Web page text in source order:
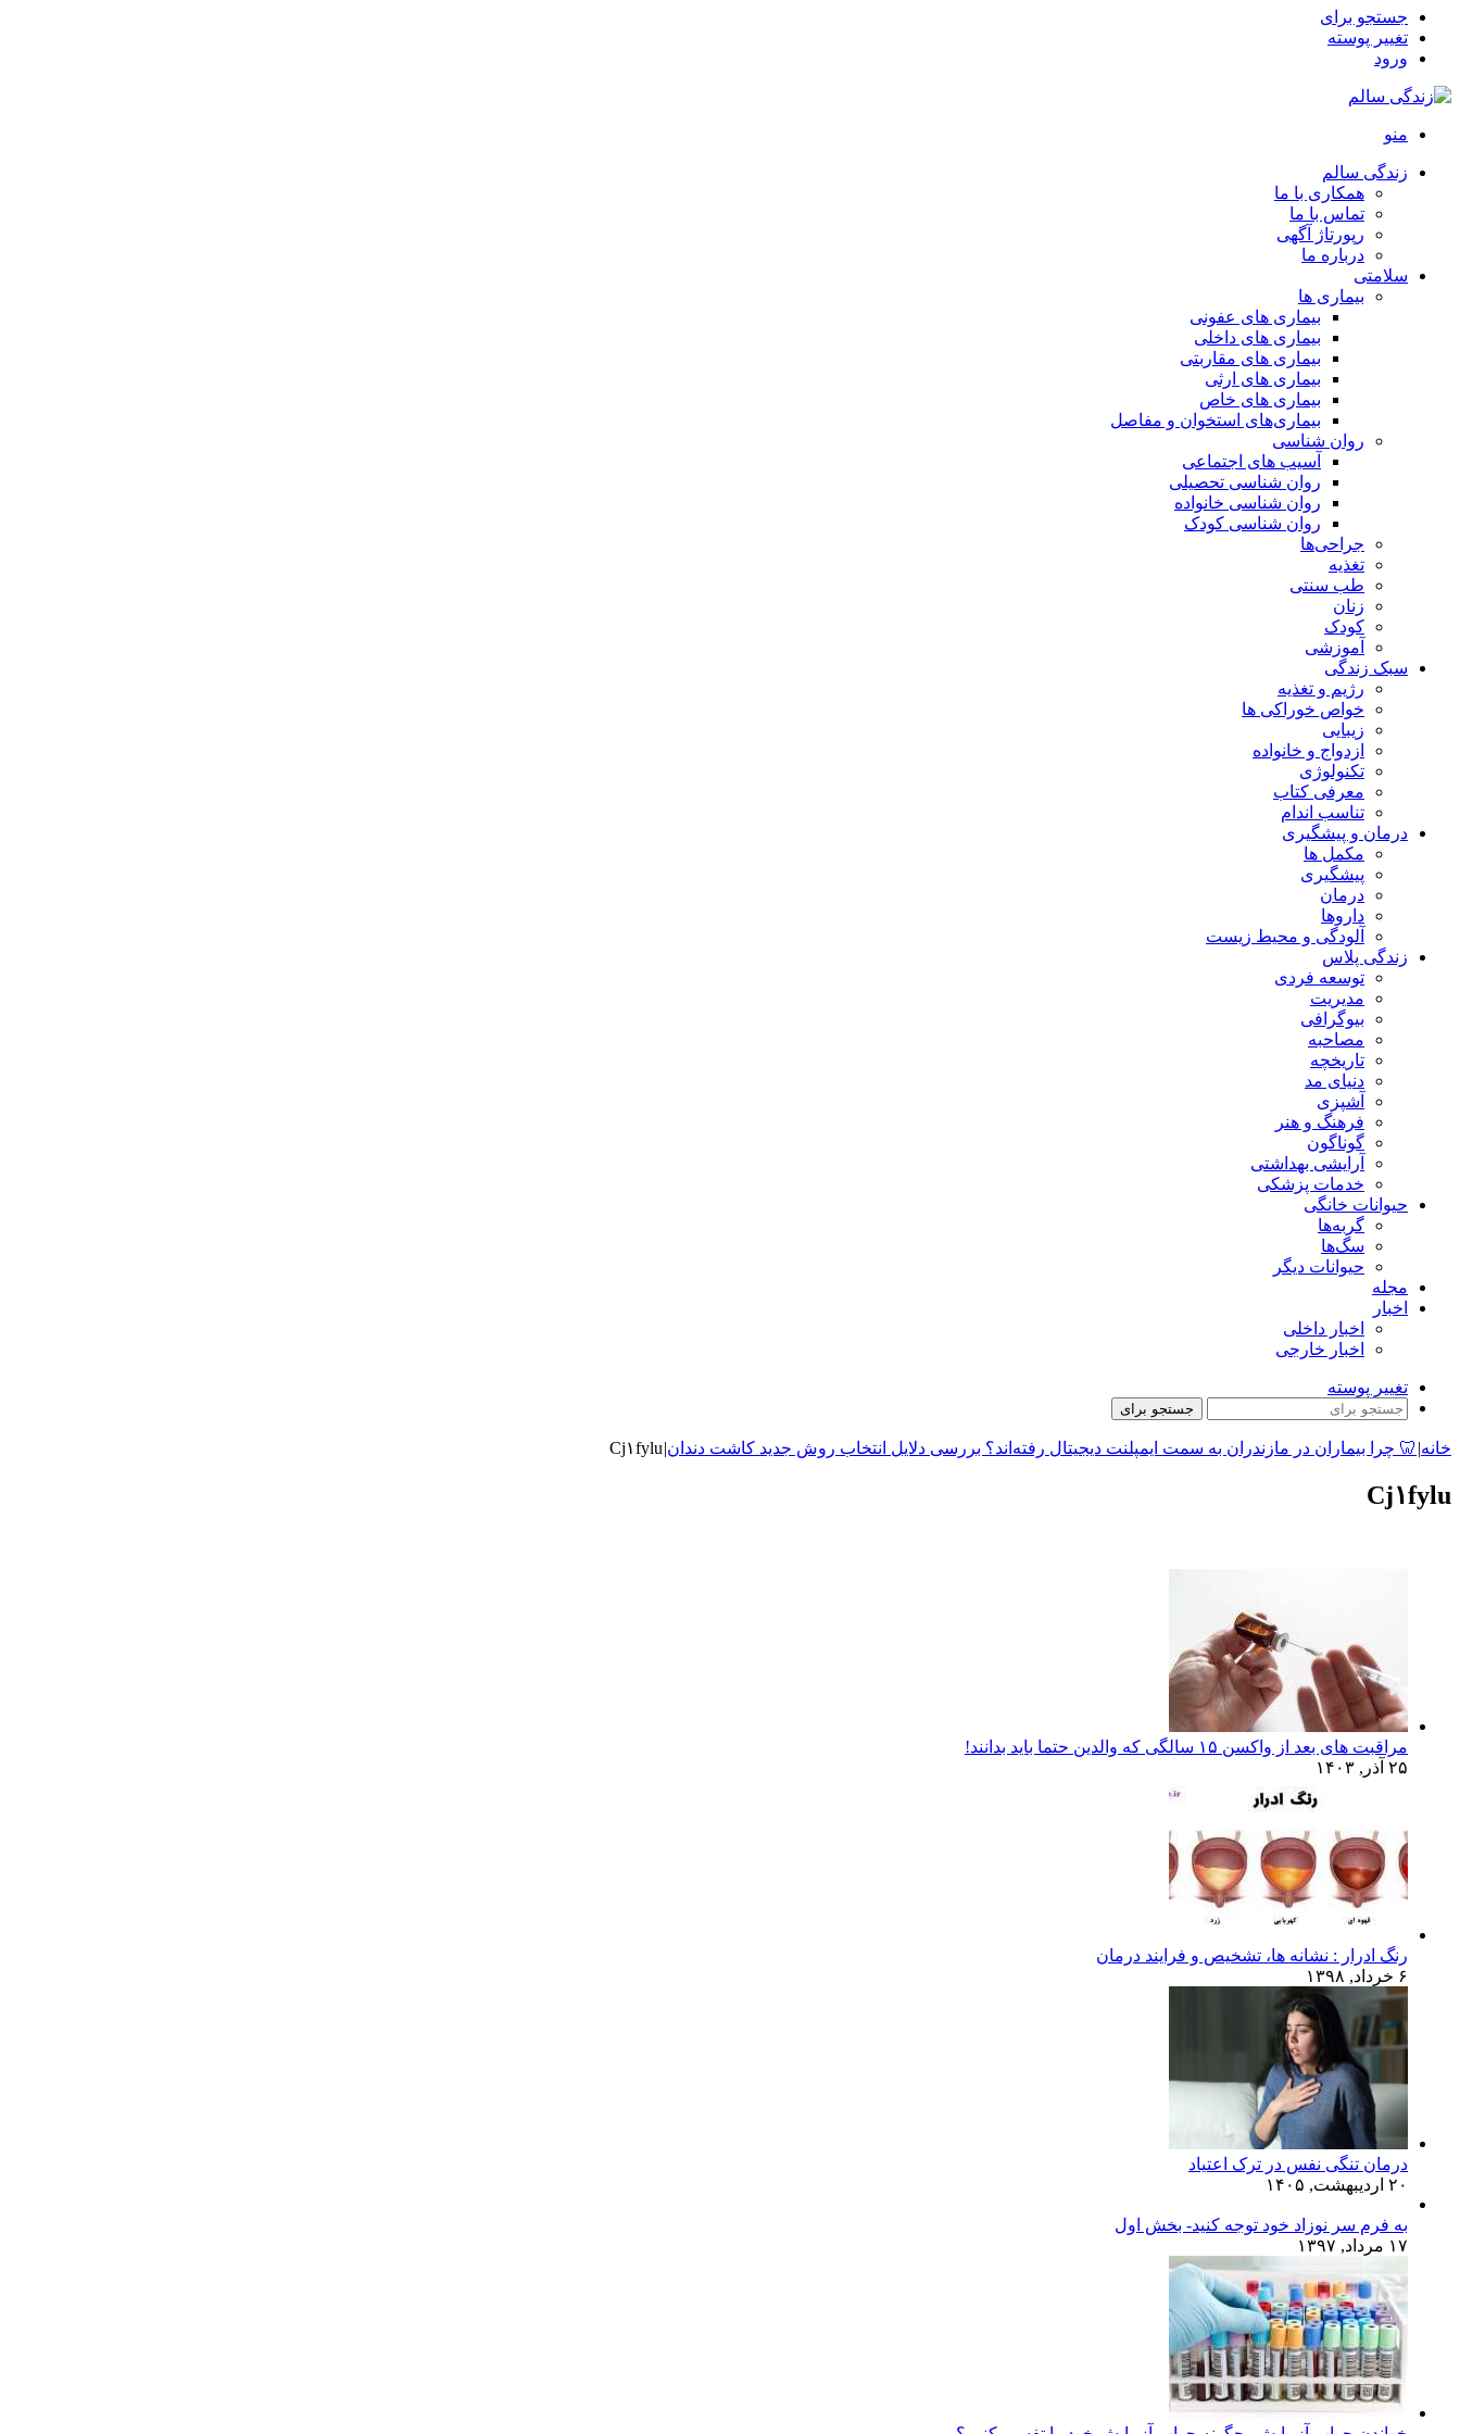
جستجو برای
تغییر پوسته
ورود
منو
زندگی سالم
همکاری با ما
تماس با ما
رپورتاژ آگهی
درباره ما
سلامتی
بیماری ها
بیماری های عفونی
بیماری های داخلی
بیماری های مقاربتی
بیماری های ارثی
بیماری های خاص
بیماری‌های استخوان و مفاصل
روان شناسی
آسیب های اجتماعی
روان شناسی تحصیلی
روان شناسی خانواده
روان شناسی کودک
جراحی‌ها
تغذیه
طب سنتی
زنان
کودک
آموزشی
سبک زندگی
رژیم و تغذیه
خواص خوراکی ها
زیبایی
ازدواج و خانواده
تکنولوژی
معرفی کتاب
تناسب اندام
درمان و پیشگیری
مکمل ها
پیشگیری
درمان
داروها
آلودگی و محیط زیست
زندگی پلاس
توسعه فردی
مدیریت
بیوگرافی
مصاحبه
تاریخچه
دنیای مد
آشپزی
فرهنگ و هنر
گوناگون
آرایشی بهداشتی
خدمات پزشکی
حیوانات خانگی
گربه‌ها
سگ‌ها
حیوانات دیگر
مجله
اخبار
اخبار داخلی
اخبار خارجی
تغییر پوسته
جستجو برای
خانه| 🦷 چرا بیماران در مازندران به سمت ایمپلنت دیجیتال رفته‌اند؟ بررسی دلایل انتخاب روش‌ جدید کاشت دندان|Cj۱fylu
Cj۱fylu
مراقبت های بعد از واکسن ۱۵ سالگی که والدین حتما باید بدانند!
۲۵ آذر, ۱۴۰۳
رنگ ادرار : نشانه ها، تشخیص و فرایند درمان
۶ خرداد, ۱۳۹۸
درمان تنگی نفس در ترک اعتیاد
۲۰ اردیبهشت, ۱۴۰۵
به فرم سر نوزاد خود توجه کنید- بخش اول
۱۷ مرداد, ۱۳۹۷